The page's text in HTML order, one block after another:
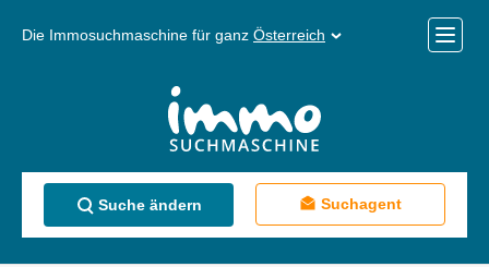
Die Immosuchmaschine für ganz Österreich
Menü
Suche ändern Suchagent